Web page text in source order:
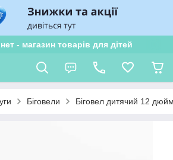
- магазин товарів для дітей
Біговели Біговел дитячий 12